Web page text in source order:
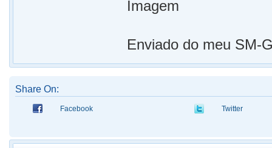
Enviado do meu SM-
Share On:
Facebook Twitter